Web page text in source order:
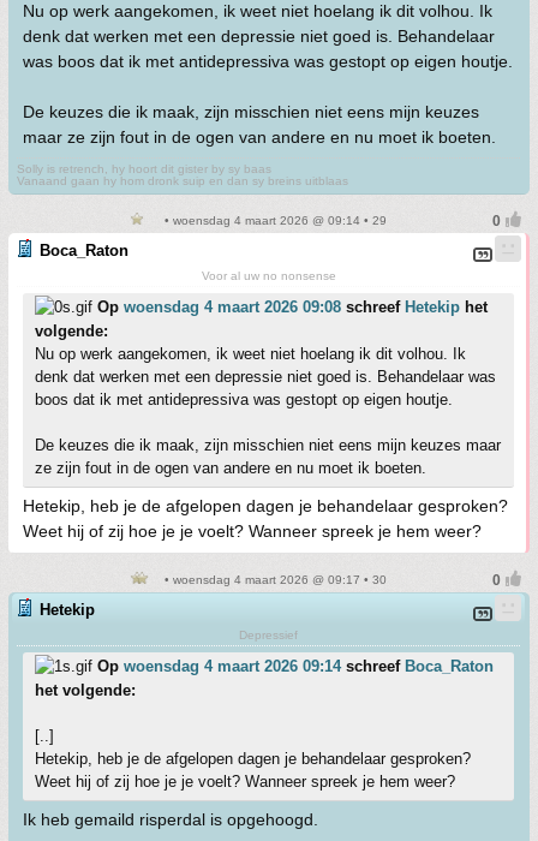
Nu op werk aangekomen, ik weet niet hoelang ik dit volhou. Ik
denk dat werken met een depressie niet goed is. Behandelaar
was boos dat ik met antidepressiva was gestopt op eigen houtje.
De keuzes die ik maak, zijn misschien niet eens mijn keuzes
maar ze zijn fout in de ogen van andere en nu moet ik boeten.
Solly is retrench, hy hoort dit gister by sy baas
Vanaand gaan hy hom dronk suip en dan sy breins uitblaas
• woensdag 4 maart 2026 @ 09:14 • 29
Boca_Raton
Voor al uw no nonsense
Op woensdag 4 maart 2026 09:08 schreef Hetekip het
volgende:
Nu op werk aangekomen, ik weet niet hoelang ik dit volhou. Ik
denk dat werken met een depressie niet goed is. Behandelaar was
boos dat ik met antidepressiva was gestopt op eigen houtje.
De keuzes die ik maak, zijn misschien niet eens mijn keuzes maar
ze zijn fout in de ogen van andere en nu moet ik boeten.
Hetekip, heb je de afgelopen dagen je behandelaar gesproken?
Weet hij of zij hoe je je voelt? Wanneer spreek je hem weer?
• woensdag 4 maart 2026 @ 09:17 • 30
Hetekip
Depressief
Op woensdag 4 maart 2026 09:14schreef Boca_Raton
het volgende:
[..]
Hetekip, heb je de afgelopen dagen je behandelaar gesproken?
Weet hij of zij hoe je je voelt? Wanneer spreek je hem weer?
Ik heb gemaild risperdal is opgehoogd.